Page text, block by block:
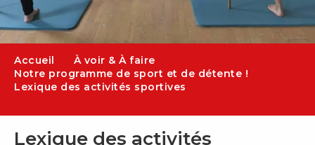
Accueil
À voir & À faire
Notre programme de sport et de détente !
Lexique des activités sportives
Lexique des activités